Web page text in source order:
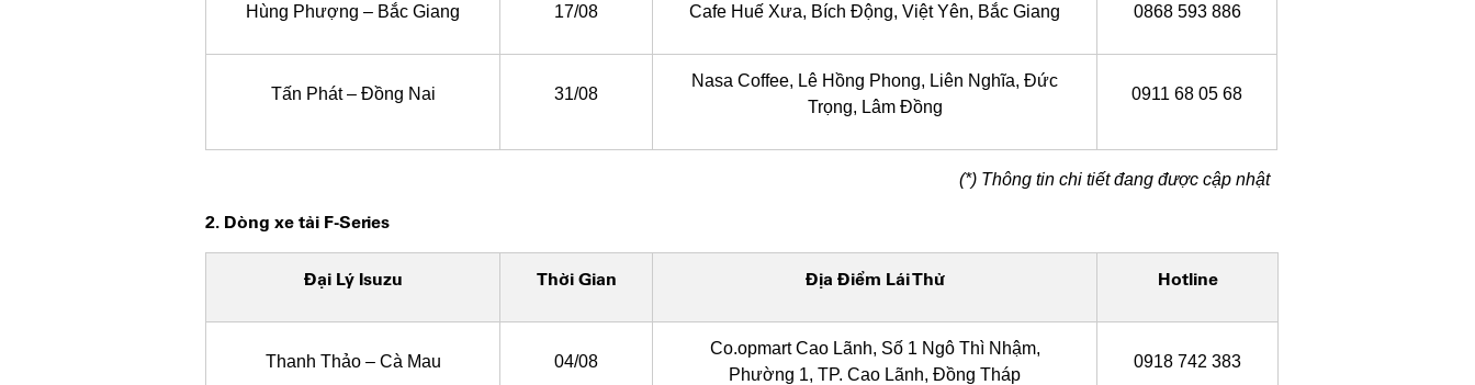
Hùng Phượng – Bắc Giang 17/08 Cafe Huế Xưa, Bích Động, Việt Yên, Bắc Giang 0868 593 886
Tấn Phát – Đồng Nai 31/08
Nasa Coffee, Lê Hồng Phong, Liên Nghĩa, Đức
Trọng, Lâm Đồng
0911 68 05 68
(*) Thông tin chi tiết đang được cập nhật
2. Dòng xe tải F-Series
Đại Lý Isuzu Thời Gian Địa Điểm Lái Thử Hotline
Thanh Thảo – Cà Mau 04/08
Co.opmart Cao Lãnh, Số 1 Ngô Thì Nhậm,
Phường 1, TP. Cao Lãnh, Đồng Tháp
0918 742 383